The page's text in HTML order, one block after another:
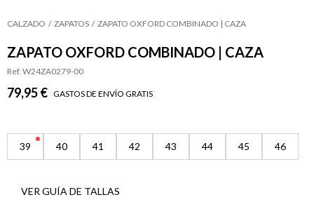
CALZADO ZAPATOS ZAPATO OXFORD COMBINADO | CAZA
ZAPATO OXFORD COMBINADO | CAZA
Ref. W24ZA0279-00
79,95 € GASTOS DE ENVÍO GRATIS
39 40 41 42 43 44 45 46
VER GUÍA DE TALLAS